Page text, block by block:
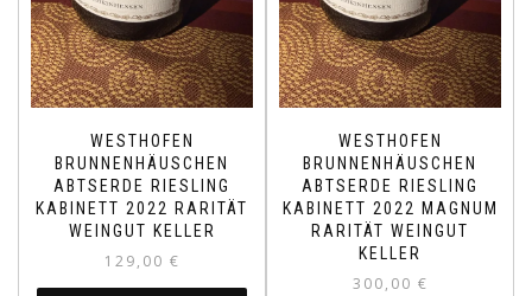
WESTHOFEN
BRUNNENHÄUSCHEN
ABTSERDE RIESLING
KABINETT 2022 RARITÄT
WEINGUT KELLER
129,00 €
WESTHOFEN
BRUNNENHÄUSCHEN
ABTSERDE RIESLING
KABINETT 2022 MAGNUM
RARITÄT WEINGUT
KELLER
300,00 €